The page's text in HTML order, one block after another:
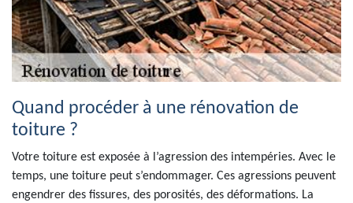
Quand procéder à une rénovation de
toiture ?
Votre toiture est exposée à l’agression des intempéries. Avec le
temps, une toiture peut s’endommager. Ces agressions peuvent
engendrer des fissures, des porosités, des déformations. La